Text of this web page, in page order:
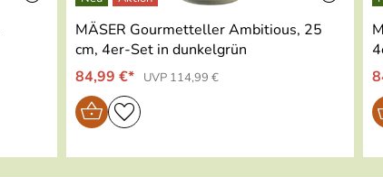
MÄSER Gourmetteller Ambitious, 25
cm, 4er-Set in dunkelgrün
84,99 €*
UVP 114,99 €